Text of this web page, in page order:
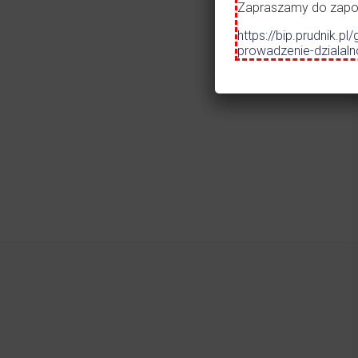
Zapraszamy do
https://
prowadzenie-